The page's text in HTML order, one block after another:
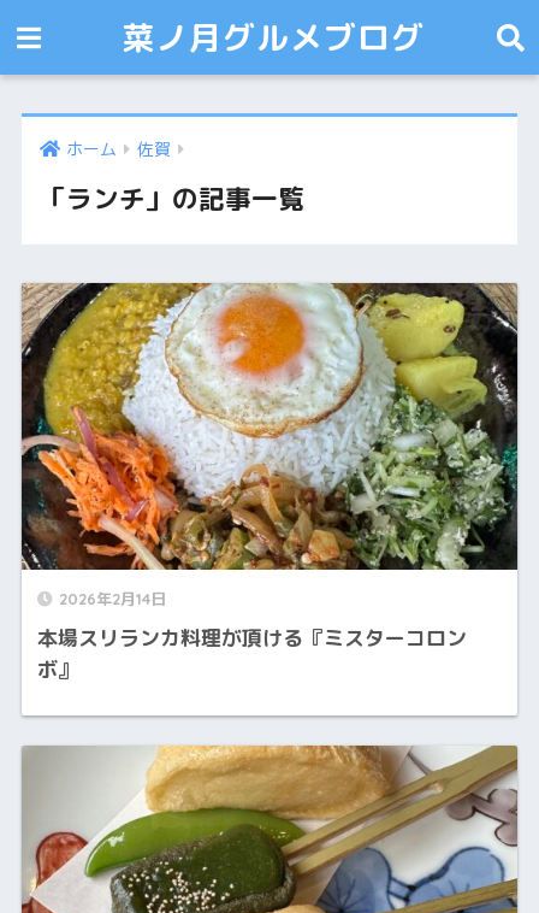
菜ノ月グルメブログ
ホーム 佐賀
「ランチ」の記事一覧
2026年2月14日
本場スリランカ料理が頂ける『ミスターコロン
ボ』